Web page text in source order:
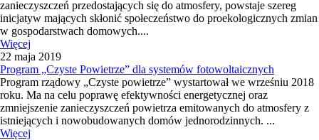
zanieczyszczeń przedostających się do atmosfery, powstaje szereg
inicjatyw mających skłonić społeczeństwo do proekologicznych zmian
w gospodarstwach domowych....
Więcej
22 maja 2019
Program „Czyste Powietrze” dla systemów fotowoltaicznych
Program rządowy „Czyste powietrze” wystartował we wrześniu 2018
roku. Ma na celu poprawę efektywności energetycznej oraz
zmniejszenie zanieczyszczeń powietrza emitowanych do atmosfery z
istniejących i nowobudowanych domów jednorodzinnych. ...
Więcej